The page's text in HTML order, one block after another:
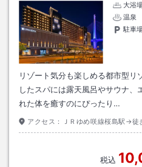
大浴
温泉
駐車
リゾート気分も楽しめる都市型リ
したスパには露天風呂やサウナ、
れた体を癒すのにぴったり…
アクセス： ＪＲゆめ咲線桜島駅→徒
税込